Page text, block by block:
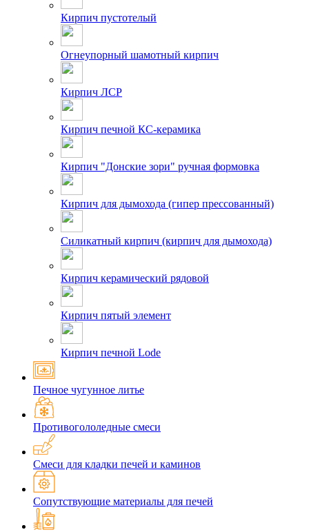
Кирпич пустотелый
Огнеупорный шамотный кирпич
Кирпич ЛСР
Кирпич печной КС-керамика
Кирпич "Донские зори" ручная формовка
Кирпич для дымохода (гипер прессованный)
Силикатный кирпич (кирпич для дымохода)
Кирпич керамический рядовой
Кирпич пятый элемент
Кирпич печной Lode
Печное чугунное литье
Противогололедные смеси
Смеси для кладки печей и каминов
Сопутствующие материалы для печей